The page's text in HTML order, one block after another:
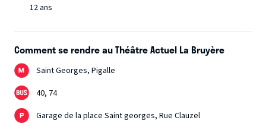
12 ans
Comment se rendre au Théâtre Actuel La Bruyère
Saint Georges, Pigalle
40, 74
Garage de la place Saint georges, Rue Clauzel